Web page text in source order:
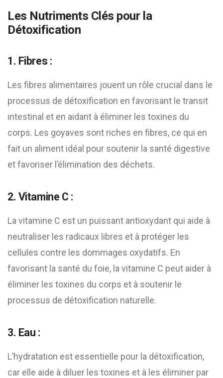
Les Nutriments Clés pour la
Détoxification
1. Fibres :
Les fibres alimentaires jouent un rôle crucial dans le
processus de détoxification en favorisant le transit
intestinal et en aidant à éliminer les toxines du
corps. Les goyaves sont riches en fibres, ce qui en
fait un aliment idéal pour soutenir la santé digestive
et favoriser l’élimination des déchets.
2. Vitamine C :
La vitamine C est un puissant antioxydant qui aide à
neutraliser les radicaux libres et à protéger les
cellules contre les dommages oxydatifs. En
favorisant la santé du foie, la vitamine C peut aider à
éliminer les toxines du corps et à soutenir le
processus de détoxification naturelle.
3. Eau :
L’hydratation est essentielle pour la détoxification,
car elle aide à diluer les toxines et à les éliminer par